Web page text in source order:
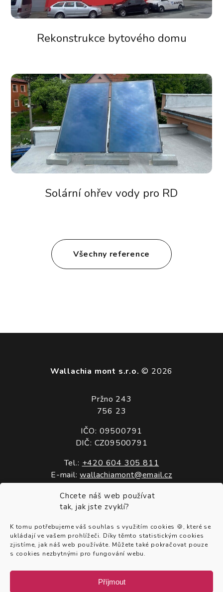
Chcete náš web používat
tak, jak jste zvyklí?
K tomu potřebujeme váš souhlas s využitím cookies 🍪, které se
ukládají ve vašem prohlížeči. Díky těmto statistickým cookies
zjistíme, jak náš web používáte. Můžete také pokračovat pouze
s cookies nezbytnými pro fungování webu.
Příjmout
Rekonstrukce bytového domu
Solární ohřev vody pro RD
Všechny reference
Wallachia mont s.r.o. © 2026
Pržno 243
756 23
IČO: 09500791
DIČ: CZ09500791
Tel.: +420 604 305 811
E-mail:wallachiamont@email.cz
Služby
Kontakty
Ochrana osobních údajů
Cookies